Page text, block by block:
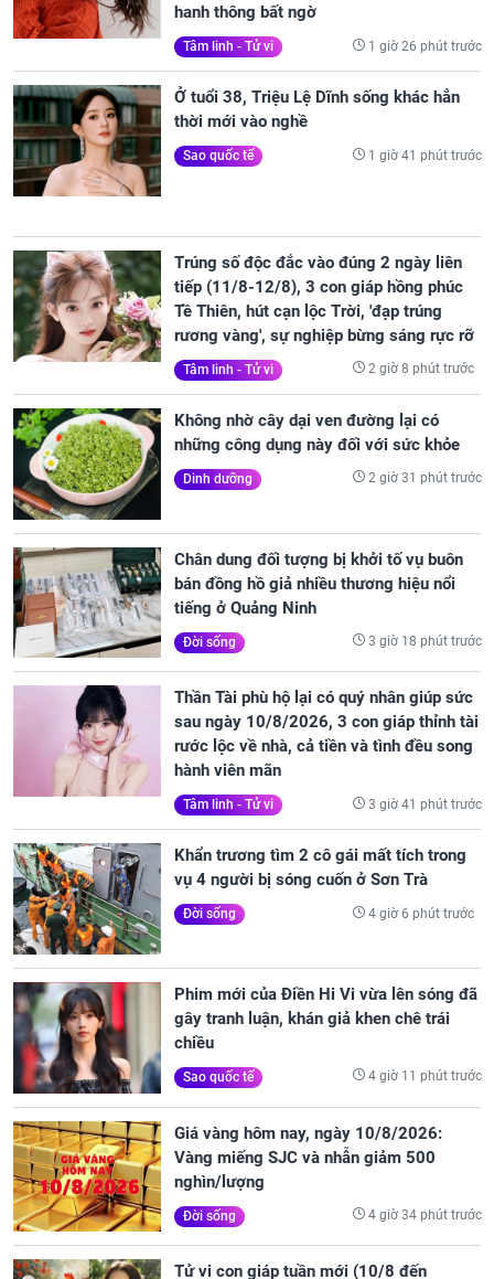
hanh thông bất ngờ
Tâm linh - Tử vi 1 giờ 26 phút trước
Ở tuổi 38, Triệu Lệ Dĩnh sống khác hẳn
thời mới vào nghề
Sao quốc tế 1 giờ 41 phút trước
Trúng số độc đắc vào đúng 2 ngày liên
tiếp (11/8-12/8), 3 con giáp hồng phúc
Tề Thiên, hút cạn lộc Trời, 'đạp trúng
rương vàng', sự nghiệp bừng sáng rực rỡ
Tâm linh - Tử vi 2 giờ 8 phút trước
Không nhờ cây dại ven đường lại có
những công dụng này đối với sức khỏe
Dinh dưỡng 2 giờ 31 phút trước
Chân dung đối tượng bị khởi tố vụ buôn
bán đồng hồ giả nhiều thương hiệu nổi
tiếng ở Quảng Ninh
Đời sống 3 giờ 18 phút trước
Thần Tài phù hộ lại có quý nhân giúp sức
sau ngày 10/8/2026, 3 con giáp thỉnh tài
rước lộc về nhà, cả tiền và tình đều song
hành viên mãn
Tâm linh - Tử vi 3 giờ 41 phút trước
Khẩn trương tìm 2 cô gái mất tích trong
vụ 4 người bị sóng cuốn ở Sơn Trà
Đời sống 4 giờ 6 phút trước
Phim mới của Điền Hi Vi vừa lên sóng đã
gây tranh luận, khán giả khen chê trái
chiều
Sao quốc tế 4 giờ 11 phút trước
Giá vàng hôm nay, ngày 10/8/2026:
Vàng miếng SJC và nhẫn giảm 500
nghìn/lượng
Đời sống 4 giờ 34 phút trước
Tử vi con giáp tuần mới (10/8 đến